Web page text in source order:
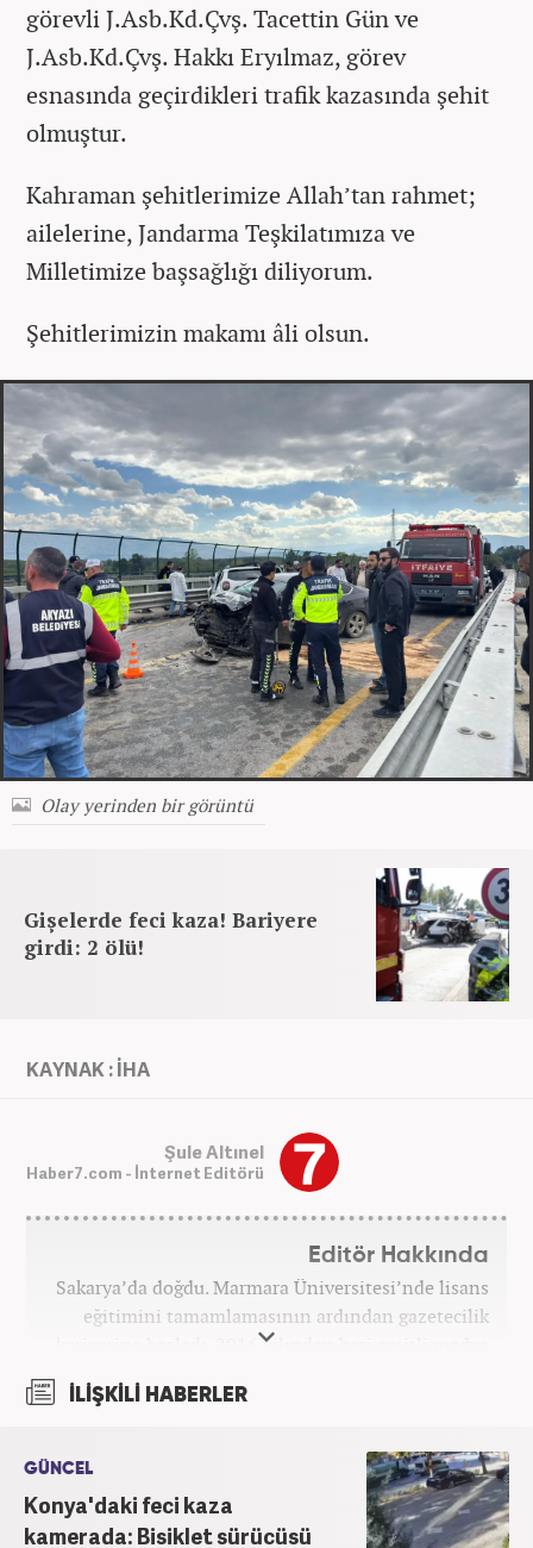
görevli J.Asb.Kd.Çvş. Tacettin Gün ve
J.Asb.Kd.Çvş. Hakkı Eryılmaz, görev
esnasında geçirdikleri trafik kazasında şehit
olmuştur.
Kahraman şehitlerimize Allah’tan rahmet;
ailelerine, Jandarma Teşkilatımıza ve
Milletimize başsağlığı diliyorum.
Şehitlerimizin makamı âli olsun.
Olay yerinden bir görüntü
Gişelerde feci kaza! Bariyere
girdi: 2 ölü!
KAYNAK : İHA
Şule Altınel
Haber7.com - İnternet Editörü
Editör Hakkında
Sakarya’da doğdu. Marmara Üniversitesi’nde lisans
eğitimini tamamlamasının ardından gazetecilik
kariyerine başladı. 2016 yılından beri çeşitli medya
itibaren Haber7’de ‘gündem editörü’ olarak
İLİŞKİLİ HABERLER
GÜNCEL
Konya'daki feci kaza
kamerada: Bisiklet sürücüsü